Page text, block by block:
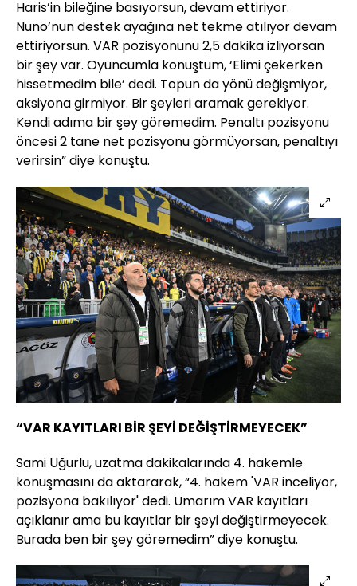
Haris’in bileğine basıyorsun, devam ettiriyor.
Nuno’nun destek ayağına net tekme atılıyor devam
ettiriyorsun. VAR pozisyonunu 2,5 dakika izliyorsan
bir şey var. Oyuncumla konuştum, ‘Elimi çekerken
hissetmedim bile’ dedi. Topun da yönü değişmiyor,
aksiyona girmiyor. Bir şeyleri aramak gerekiyor.
Kendi adıma bir şey göremedim. Penaltı pozisyonu
öncesi 2 tane net pozisyonu görmüyorsan, penaltıyı
verirsin” diye konuştu.
“VAR KAYITLARI BİR ŞEYİ DEĞİŞTİRMEYECEK”
Sami Uğurlu, uzatma dakikalarında 4. hakemle
konuşmasını da aktararak, “4. hakem 'VAR inceliyor,
pozisyona bakılıyor' dedi. Umarım VAR kayıtları
açıklanır ama bu kayıtlar bir şeyi değiştirmeyecek.
Burada ben bir şey göremedim” diye konuştu.